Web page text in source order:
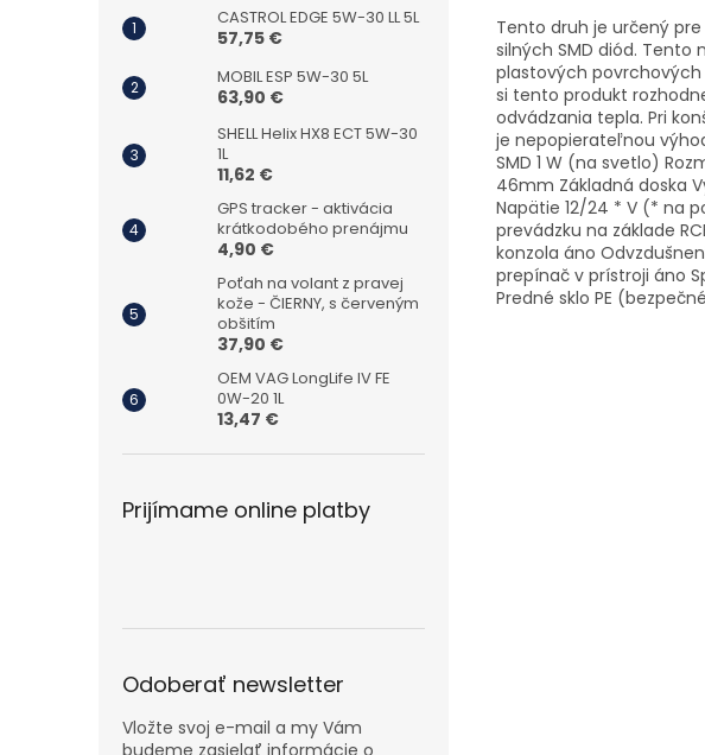
CASTROL EDGE 5W-30 LL 5L
57,75 €
MOBIL ESP 5W-30 5L
63,90 €
SHELL Helix HX8 ECT 5W-30
1L
11,62 €
GPS tracker - aktivácia
krátkodobého prenájmu
4,90 €
Poťah na volant z pravej
kože - ČIERNY, s červeným
obšitím
37,90 €
OEM VAG LongLife IV FE
0W-20 1L
13,47 €
Prijímame online platby
Odoberať newsletter
Vložte svoj e-mail a my Vám
budeme zasielať informácie o
Tento druh je určený
silných SMD diód.
plastových
si tento produkt
odvádzania tepla. Pri
je nepopierateľnou
SMD 1 W (na svetlo)
46mm Základná doska
Napätie 12/24 * V (* na
prevádzku na základe
konzola áno
prepínač v prístroji áno
Predné sklo PE